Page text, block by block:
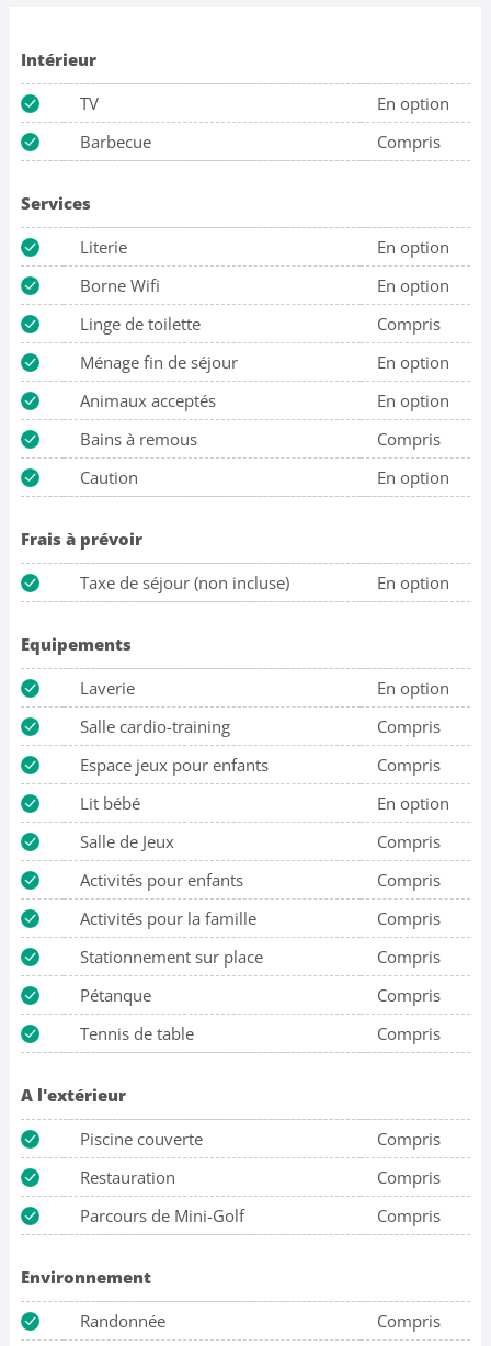
Intérieur
TV
En option
Barbecue
Compris
Services
Literie
En option
Borne Wifi
En option
Linge de toilette
Compris
Ménage fin de séjour
En option
Animaux acceptés
En option
Bains à remous
Compris
Caution
En option
Frais à prévoir
Taxe de séjour (non incluse)
En option
Equipements
Laverie
En option
Salle cardio-training
Compris
Espace jeux pour enfants
Compris
Lit bébé
En option
Salle de Jeux
Compris
Activités pour enfants
Compris
Activités pour la famille
Compris
Stationnement sur place
Compris
Pétanque
Compris
Tennis de table
Compris
A l'extérieur
Piscine couverte
Compris
Restauration
Compris
Parcours de Mini-Golf
Compris
Environnement
Randonnée
Compris